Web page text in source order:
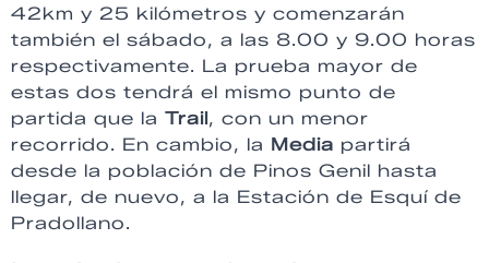
42km y 25 kilómetros y comenzarán
también el sábado, a las 8.00 y 9.00 horas
respectivamente. La prueba mayor de
estas dos tendrá el mismo punto de
partida que la Trail, con un menor
recorrido. En cambio, la Media partirá
desde la población de Pinos Genil hasta
llegar, de nuevo, a la Estación de Esquí de
Pradollano.